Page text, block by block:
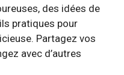
des idées de
pratiques pour
Partagez vos
avec d’autres